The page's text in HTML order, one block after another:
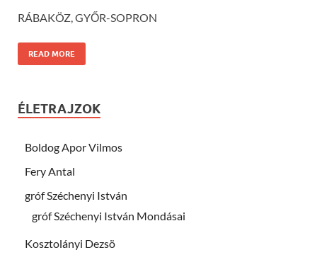
RÁBAKÖZ, GYŐR-SOPRON
READ MORE
ÉLETRAJZOK
Boldog Apor Vilmos
Fery Antal
gróf Széchenyi István
gróf Széchenyi István Mondásai
Kosztolányi Dezsö